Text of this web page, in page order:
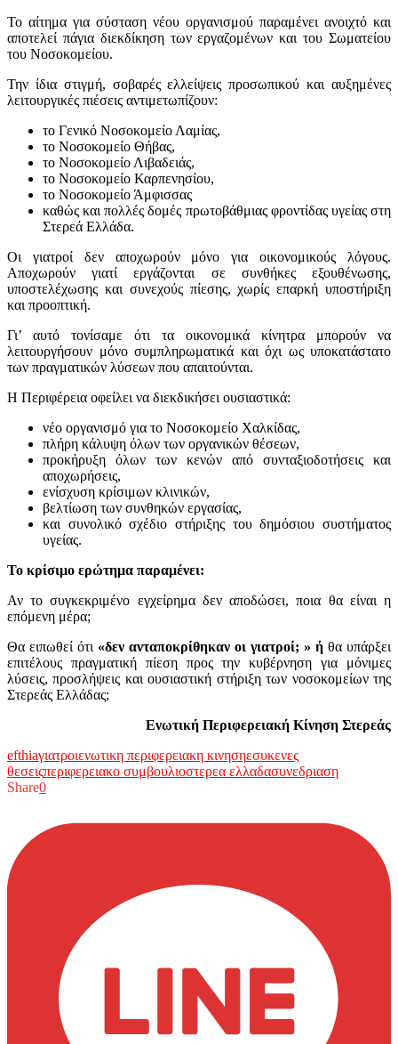
Το αίτημα για σύσταση νέου οργανισμού παραμένει ανοιχτό και
αποτελεί πάγια διεκδίκηση των εργαζομένων και του Σωματείου
του Νοσοκομείου.
Την ίδια στιγμή, σοβαρές ελλείψεις προσωπικού και αυξημένες
λειτουργικές πιέσεις αντιμετωπίζουν:
το Γενικό Νοσοκομείο Λαμίας,
το Νοσοκομείο Θήβας,
το Νοσοκομείο Λιβαδειάς,
το Νοσοκομείο Καρπενησίου,
το Νοσοκομείο Άμφισσας
καθώς και πολλές δομές πρωτοβάθμιας φροντίδας υγείας στη
Στερεά Ελλάδα.
Οι γιατροί δεν αποχωρούν μόνο για οικονομικούς λόγους.
Αποχωρούν γιατί εργάζονται σε συνθήκες εξουθένωσης,
υποστελέχωσης και συνεχούς πίεσης, χωρίς επαρκή υποστήριξη
και προοπτική.
Γι’ αυτό τονίσαμε ότι τα οικονομικά κίνητρα μπορούν να
λειτουργήσουν μόνο συμπληρωματικά και όχι ως υποκατάστατο
των πραγματικών λύσεων που απαιτούνται.
Η Περιφέρεια οφείλει να διεκδικήσει ουσιαστικά:
νέο οργανισμό για το Νοσοκομείο Χαλκίδας,
πλήρη κάλυψη όλων των οργανικών θέσεων,
προκήρυξη όλων των κενών από συνταξιοδοτήσεις και
αποχωρήσεις,
ενίσχυση κρίσιμων κλινικών,
βελτίωση των συνθηκών εργασίας,
και συνολικό σχέδιο στήριξης του δημόσιου συστήματος
υγείας.
Το κρίσιμο ερώτημα παραμένει:
Αν το συγκεκριμένο εγχείρημα δεν αποδώσει, ποια θα είναι η
επόμενη μέρα;
Θα ειπωθεί ότι «δεν ανταποκρίθηκαν οι γιατροί; » ή θα υπάρξει
επιτέλους πραγματική πίεση προς την κυβέρνηση για μόνιμες
λύσεις, προσλήψεις και ουσιαστική στήριξη των νοσοκομείων της
Στερεάς Ελλάδας;
Ενωτική Περιφερειακή Κίνηση Στερεάς
efthiaγιατροιενωτικη περιφερειακη κινησηεσυκενες
θεσειςπεριφερειακο συμβουλιοστερεα ελλαδασυνεδριαση
Share0